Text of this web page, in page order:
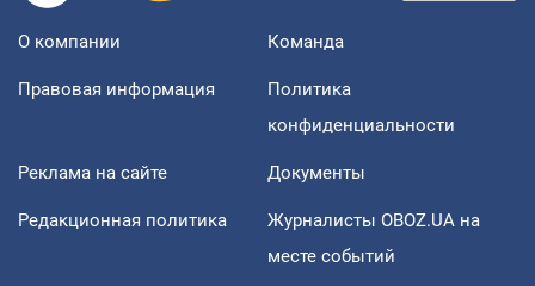
О компании Команда
Правовая информация
Политика
конфиденциальности
Реклама на сайте Документы
Редакционная политика
Журналисты OBOZ.UA на
месте событий